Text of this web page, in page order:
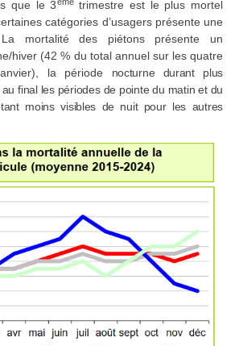
que le 3
trimestre est le plus mortel
catégories d’usagers présente une
mortalité des piétons présente un
hiver (42 % du total annuel sur les quatre
la période nocturne durant plus
final les périodes de pointe du matin et du
moins visibles de nuit pour les autres